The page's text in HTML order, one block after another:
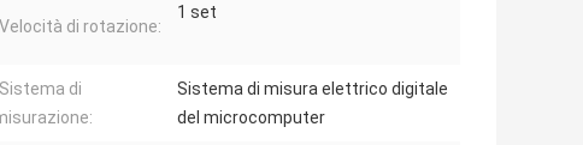
Velocità di rotazione:
1 set
Sistema di
Sistema di misura elettrico digitale
del microcomputer